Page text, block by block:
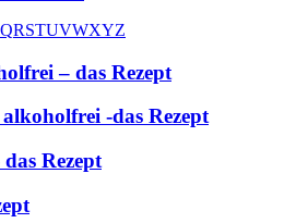
QRSTUVWXYZ
– das Rezept
-das Rezept
Rezept